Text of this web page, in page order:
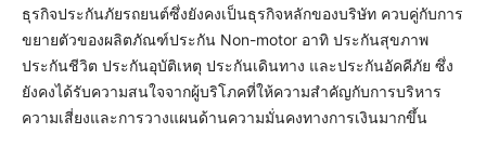
ธุรกิจประกันภัยรถยนต์ซึ่งยังคงเป็นธุรกิจหลักของบริษัท ควบคู่กับการ
ขยายตัวของผลิตภัณฑ์ประกัน Non-motor อาทิ ประกันสุขภาพ
ประกันชีวิต ประกันอุบัติเหตุ ประกันเดินทาง และประกันอัคคีภัย ซึ่ง
ยังคงได้รับความสนใจจากผู้บริโภคที่ให้ความสำคัญกับการบริหาร
ความเสี่ยงและการวางแผนด้านความมั่นคงทางการเงินมากขึ้น